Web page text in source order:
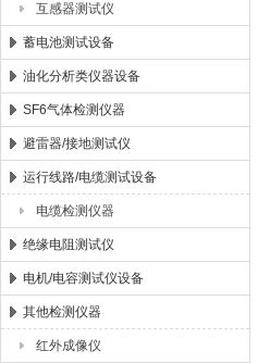
互感器测试仪
蓄电池测试设备
油化分析类仪器设备
SF6气体检测仪器
避雷器/接地测试仪
运行线路/电缆测试设备
电缆检测仪器
绝缘电阻测试仪
电机/电容测试仪设备
其他检测仪器
红外成像仪